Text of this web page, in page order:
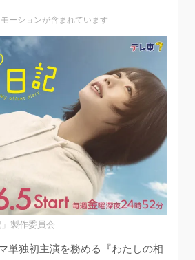
ーションが含まれています
製作委員会
単独初主演を務める『わたしの相